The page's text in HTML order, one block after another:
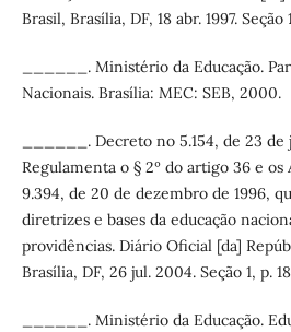
Brasil, Brasília, DF, 18 abr. 1997. Seção
______. Ministério da Educação.
Nacionais. Brasília: MEC: SEB, 2000.
______. Decreto no 5.154, de 23 de
Regulamenta o § 2º do artigo 36 e os
9.394, de 20 de dezembro de 1996,
diretrizes e bases da educação
providências. Diário Oficial [da]
Brasília, DF, 26 jul. 2004. Seção 1, p.
______. Ministério da Educação.